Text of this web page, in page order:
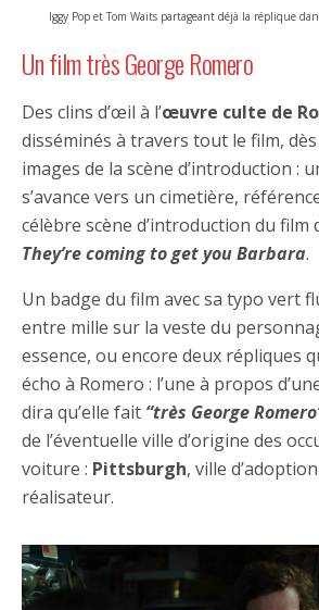
Iggy Pop et Tom Waits partageant déjà la réplique
Un film très George Romero
Des clins d’œil à l’œuvre culte de
disséminés à travers tout le film,
images de la scène d’introduction :
s’avance vers un cimetière,
célèbre scène d’introduction du film
They’re coming to get you Barbara.
Un badge du film avec sa typo vert
entre mille sur la veste du
essence, ou encore deux répliques
écho à Romero : l’une à propos
dira qu’elle fait “très George
de l’éventuelle ville d’origine des
voiture : Pittsburgh, ville
réalisateur.